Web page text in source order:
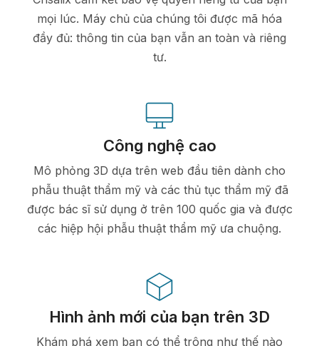
mọi lúc. Máy chủ của chúng tôi được mã hóa
đầy đủ: thông tin của bạn vẫn an toàn và riêng
tư.
Công nghệ cao
Mô phỏng 3D dựa trên web đầu tiên dành cho
phẫu thuật thẩm mỹ và các thủ tục thẩm mỹ đã
được bác sĩ sử dụng ở trên 100 quốc gia và được
các hiệp hội phẫu thuật thẩm mỹ ưa chuộng.
Hình ảnh mới của bạn trên 3D
Khám phá xem bạn có thể trông như thế nào